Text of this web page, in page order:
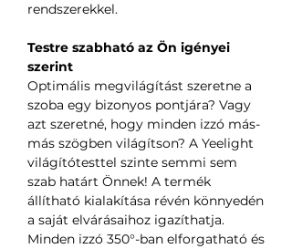
rendszerekkel.
Testre szabható az Ön igényei
szerint
Optimális megvilágítást szeretne a
szoba egy bizonyos pontjára? Vagy
azt szeretné, hogy minden izzó más-
más szögben világítson? A Yeelight
világítótesttel szinte semmi sem
szab határt Önnek! A termék
állítható kialakítása révén könnyedén
a saját elvárásaihoz igazíthatja.
Minden izzó 350°-ban elforgatható és